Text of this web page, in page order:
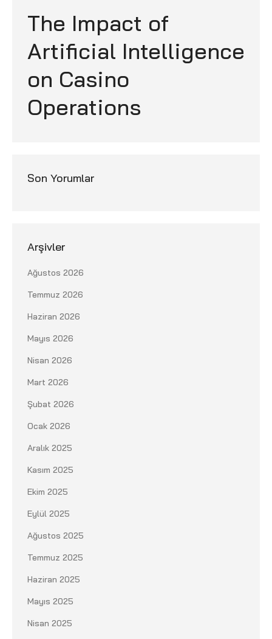
The Impact of
Artificial Intelligence
on Casino
Operations
Son Yorumlar
Arşivler
Ağustos 2026
Temmuz 2026
Haziran 2026
Mayıs 2026
Nisan 2026
Mart 2026
Şubat 2026
Ocak 2026
Aralık 2025
Kasım 2025
Ekim 2025
Eylül 2025
Ağustos 2025
Temmuz 2025
Haziran 2025
Mayıs 2025
Nisan 2025